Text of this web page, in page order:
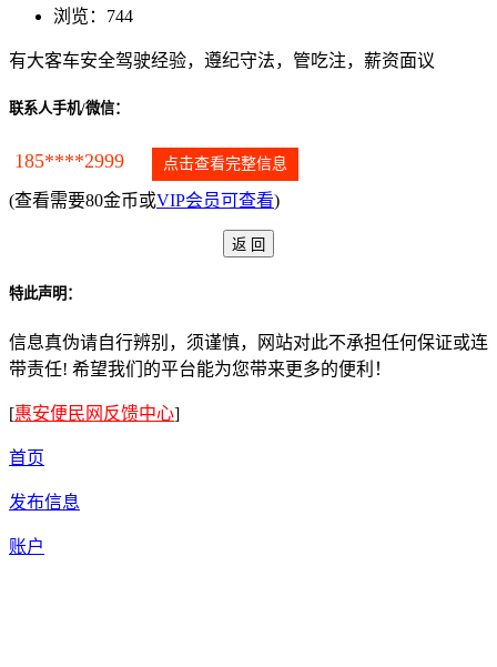
浏览：744
有大客车安全驾驶经验，遵纪守法，管吃注，薪资面议
联系人手机/微信：
185****2999 点击查看完整信息
(查看需要80金币或VIP会员可查看)
特此声明：
信息真伪请自行辨别，须谨慎，网站对此不承担任何保证或连
带责任! 希望我们的平台能为您带来更多的便利！
[惠安便民网反馈中心]
首页
发布信息
账户